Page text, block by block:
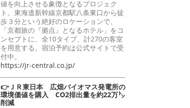
値を向上させる象徴となるプロジェク
ト。東海道新幹線京都駅八条東口から徒
歩３分という絶好のロケーションで、
「京都旅の『拠点』となるホテル」をコ
ンセプトに、全10タイプ、計270の客室
を用意する。宿泊予約は公式サイトで受
付中。
https://jr-central.co.jp/
👉ＪＲ東日本 広畑バイオマス発電所の
環境価値を購入 CO2排出量を約22万㌧
削減